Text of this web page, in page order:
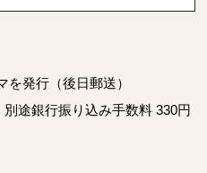
発行（後日郵送）
途銀行振り込み手数料 330円